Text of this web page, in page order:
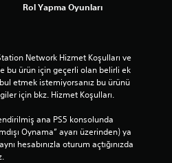
Rol Yapma Oyunları
Network Hizmet Koşulları ve
bu ürün için geçerli olan belirli ek
etmek istemiyorsanız bu ürünü
için bkz. Hizmet Koşulları.
ana PS5 konsolunda
Oynama” ayarı üzerinden) ya
hesabınızla oturum açtığınızda